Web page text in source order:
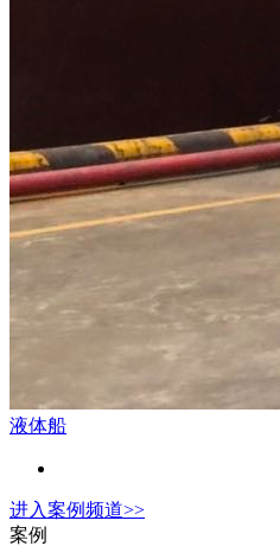
液体船
进入案例频道>>
案例